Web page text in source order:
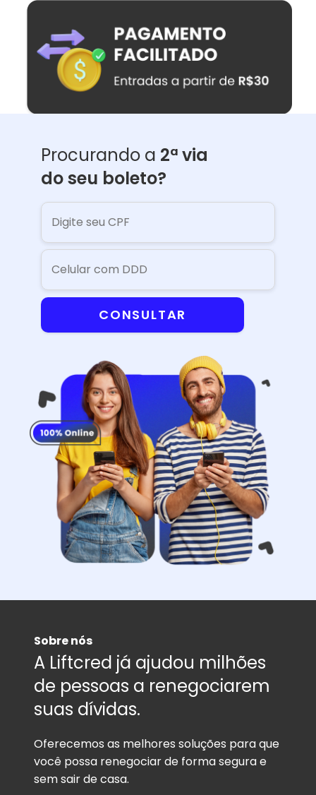
Procurando a 2ª via
do seu boleto?
CONSULTAR
Sobre nós
A Liftcred já ajudou milhões
de pessoas a renegociarem
suas dívidas.
Oferecemos as melhores soluções para que
você possa renegociar de forma segura e
sem sair de casa.